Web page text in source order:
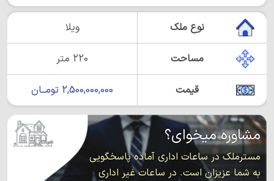
نوع ملک ویلا
مساحت 220 متر
قیمت 2,500,000,000 تومــان
مشاوره میخوای؟
مسترملک در ساعات اداری آماده پاسخگویی
به شما عزیزان است. در ساعات غیر اداری